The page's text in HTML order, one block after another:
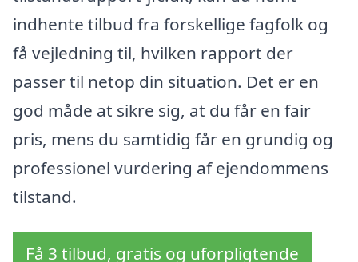
indhente tilbud fra forskellige fagfolk og
få vejledning til, hvilken rapport der
passer til netop din situation. Det er en
god måde at sikre sig, at du får en fair
pris, mens du samtidig får en grundig og
professionel vurdering af ejendommens
tilstand.
Få 3 tilbud, gratis og uforpligtende